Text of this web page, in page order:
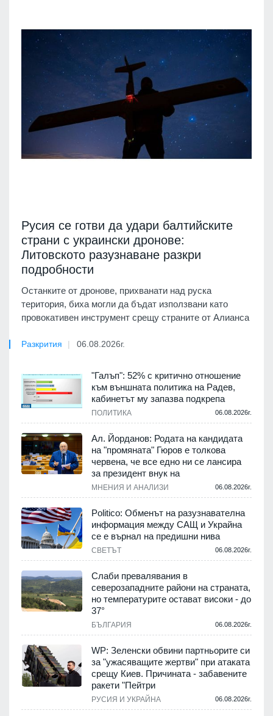
Русия се готви да удари балтийските
страни с украински дронове:
Литовското разузнаване разкри
подробности
Останките от дронове, прихванати над руска
територия, биха могли да бъдат използвани като
провокативен инструмент срещу страните от Алианса
Разкрития 06.08.2026г.
"Галъп": 52% с критично отношение
към външната политика на Радев,
кабинетът му запазва подкрепа
ПОЛИТИКА 06.08.2026г.
Ал. Йорданов: Родата на кандидата
на "промяната" Гюров е толкова
червена, че все едно ни се лансира
за президент внук на
МНЕНИЯ И АНАЛИЗИ 06.08.2026г.
Politico: Обменът на разузнавателна
информация между САЩ и Украйна
се е върнал на предишни нива
СВЕТЪТ 06.08.2026г.
Слаби превалявания в
северозападните райони на страната,
но температурите остават високи - до
37°
БЪЛГАРИЯ 06.08.2026г.
WP: Зеленски обвини партньорите си
за "ужасяващите жертви" при атаката
срещу Киев. Причината - забавените
ракети "Пейтри
РУСИЯ И УКРАЙНА 06.08.2026г.